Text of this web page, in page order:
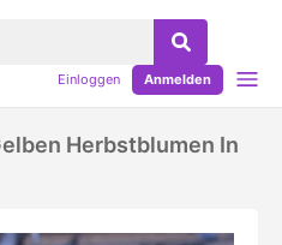
Einloggen Anmelden
Herbstblumen In